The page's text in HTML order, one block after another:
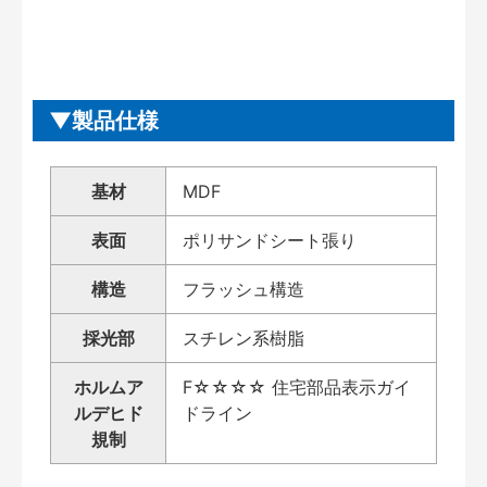
製品仕様
基材 MDF
表面 ポリサンドシート張り
構造 フラッシュ構造
採光部 スチレン系樹脂
ホルムア
ルデヒド
規制
F☆☆☆☆ 住宅部品表示ガイ
ドライン